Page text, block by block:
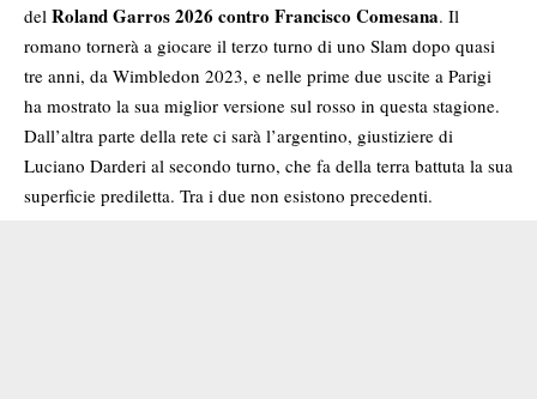
del Roland Garros 2026 contro Francisco Comesana. Il
romano tornerà a giocare il terzo turno di uno Slam dopo quasi
tre anni, da Wimbledon 2023, e nelle prime due uscite a Parigi
ha mostrato la sua miglior versione sul rosso in questa stagione.
Dall’altra parte della rete ci sarà l’argentino, giustiziere di
Luciano Darderi al secondo turno, che fa della terra battuta la sua
superficie prediletta. Tra i due non esistono precedenti.